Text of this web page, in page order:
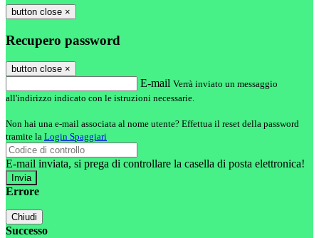
button close ×
Recupero password
button close ×
E-mail Verrà inviato un messaggio
all'indirizzo indicato con le istruzioni necessarie.
Non hai una e-mail associata al nome utente? Effettua il reset della password
tramite la Login Spaggiari
E-mail inviata, si prega di controllare la casella di posta elettronica!
Errore
Chiudi
Successo